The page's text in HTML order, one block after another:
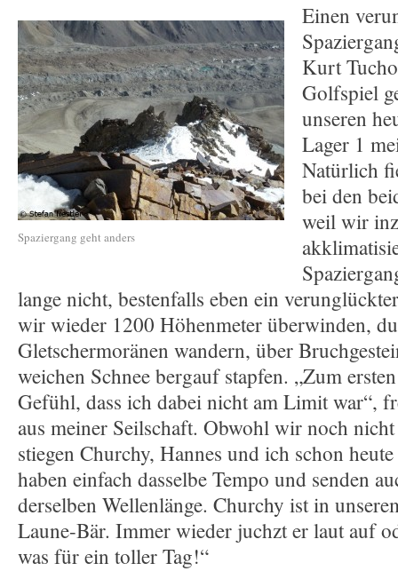
Spaziergang geht anders
Einen
Kurt
Golfspiel
unseren
Lager 1
Natürlich
bei den
weil wir
lange nicht, bestenfalls eben ein
wir wieder 1200 Höhenmeter überwinden,
Gletschermoränen wandern, über
weichen Schnee bergauf stapfen. „Zum
Gefühl, dass ich dabei nicht am Limit war“,
aus meiner Seilschaft. Obwohl wir noch
stiegen Churchy, Hannes und ich schon
haben einfach dasselbe Tempo und senden
derselben Wellenlänge. Churchy ist in
Laune-Bär. Immer wieder juchzt er laut auf
was für ein toller Tag!“